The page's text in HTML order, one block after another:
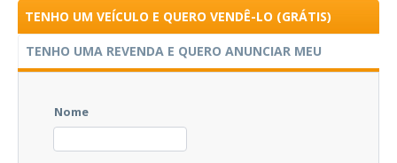
TENHO UM VEÍCULO E QUERO VENDÊ-LO (GRÁTIS)
TENHO UMA REVENDA E QUERO ANUNCIAR MEU
Nome